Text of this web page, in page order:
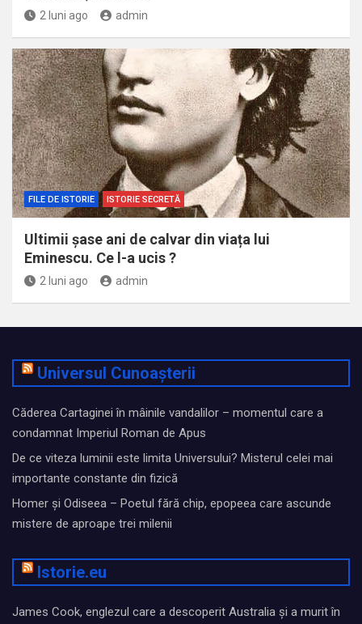
2 luni ago admin
FILE DE ISTORIE ISTORIE SECRETĂ
Ultimii șase ani de calvar din viața lui
Eminescu. Ce l-a ucis ?
2 luni ago admin
Universul Cunoașterii
Căderea Cartaginei în mâinile vandalilor – momentul care a
condamnat Imperiul Roman de Apus
De ce viteza luminii este limita Universului? Misterul celei mai
importante constante din fizică
Homer și Odiseea – Poetul fără chip, epopeea care ascunde
mistere de aproape trei milenii
Istorie.eu
James Cook, englezul care a descoperit Australia și a murit în